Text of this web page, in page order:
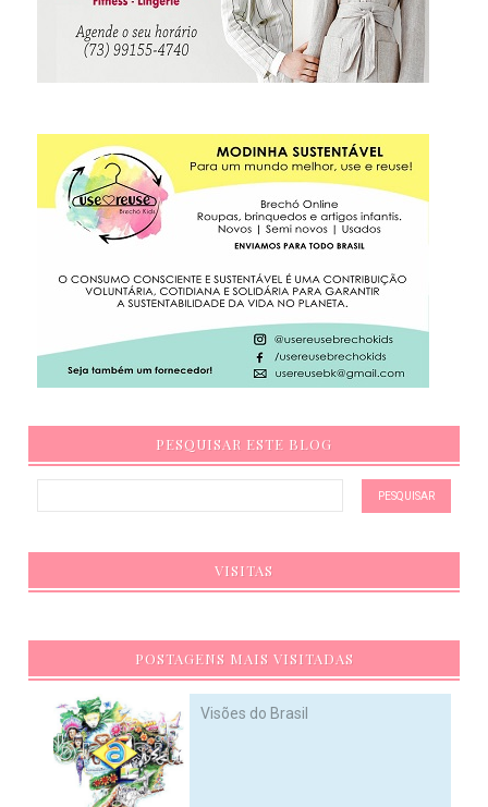
PESQUISAR ESTE BLOG
VISITAS
POSTAGENS MAIS VISITADAS
Visões do Brasil